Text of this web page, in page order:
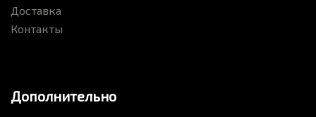
Доставка
Контакты
Дополнительно